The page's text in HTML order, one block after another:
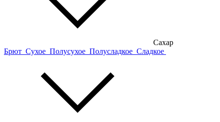
Сахар
Брют Сухое Полусухое Полусладкое Сладкое